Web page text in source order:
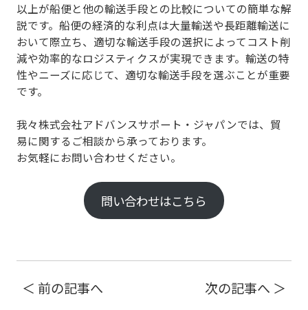
以上が船便と他の輸送手段との比較についての簡単な解
説です。船便の経済的な利点は大量輸送や長距離輸送に
おいて際立ち、適切な輸送手段の選択によってコスト削
減や効率的なロジスティクスが実現できます。 輸送の特
性やニーズに応じて、適切な輸送手段を選ぶことが重要
です。
我々株式会社アドバンスサポート・ジャパンでは、貿
易に関するご相談から承っております。
お気軽にお問い合わせください。
問い合わせはこちら
＜ 前の記事へ 次の記事へ ＞